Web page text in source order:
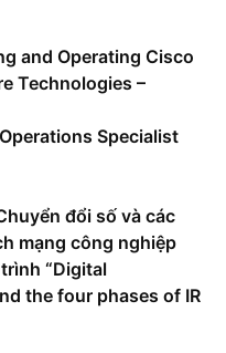
and Operating Cisco
Technologies –
Specialist
đổi số và các
mạng công nghiệp
“Digital
the four phases of IR